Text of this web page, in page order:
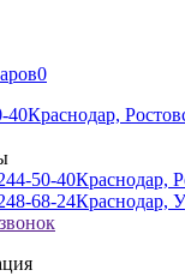
0
40Краснодар,
50-40Краснодар,
68-24Краснодар,